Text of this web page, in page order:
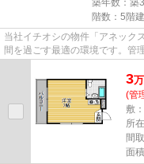
築年数：築
階数：5階建
当社イチオシの物件「アネック
間を過ごす最適の環境です。管
3万
(管
敷
所
間
面